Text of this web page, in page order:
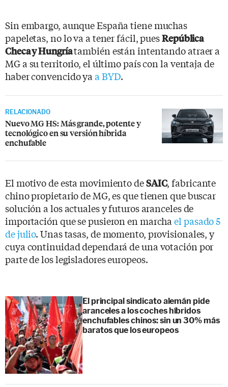
Sin embargo, aunque España tiene muchas
papeletas, no lo va a tener fácil, puesRepública
Checa y Hungríatambién están intentando atraer a
MG a su territorio, el último país con la ventaja de
haber convencido ya a BYD.
RELACIONADO
Nuevo MG HS: Más grande, potente y
tecnológico en su versión híbrida
enchufable
El motivo de esta movimiento deSAIC, fabricante
chino propietario de MG, es que tienen que buscar
solución a los actuales y futuros aranceles de
importación que se pusieron en marchael pasado 5
de julio. Unas tasas, de momento, provisionales, y
cuya continuidad dependará de una votación por
parte de los legisladores europeos.
El principal sindicato alemán pide
aranceles a los coches híbridos
enchufables chinos: sin un 30% más
baratos que los europeos